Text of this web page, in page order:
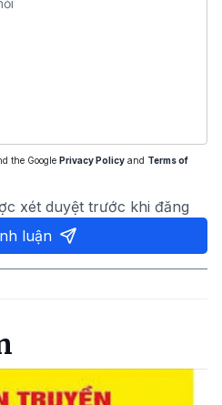
the Google Privacy Policy and Terms of
xét duyệt trước khi đăng
luận